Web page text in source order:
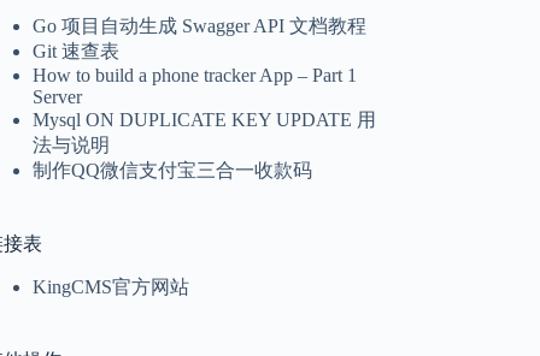
Go 项目自动生成 Swagger API 文档教程
Git 速查表
How to build a phone tracker App – Part 1
Server
Mysql ON DUPLICATE KEY UPDATE 用
法与说明
制作QQ微信支付宝三合一收款码
表
KingCMS官方网站